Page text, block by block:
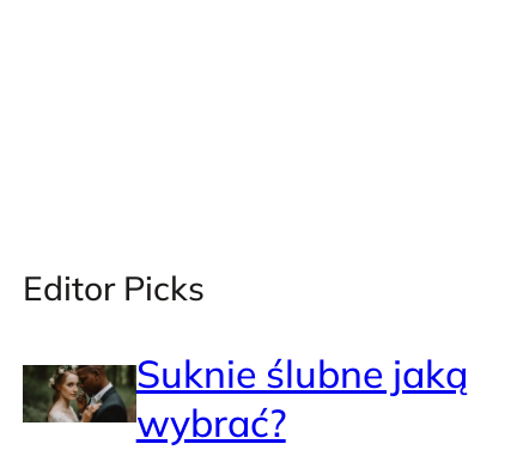
Editor Picks
Suknie ślubne jaką
wybrać?